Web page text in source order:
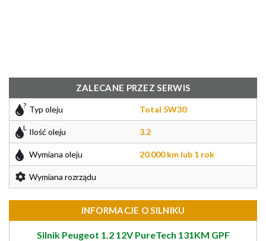
ZALECANE PRZEZ SERWIS
Typ oleju Total 5W30
Ilość oleju 3.2
Wymiana oleju 20.000 km lub 1 rok
Wymiana rozrządu
INFORMACJE O SILNIKU
Silnik Peugeot 1.2 12V PureTech 131KM GPF